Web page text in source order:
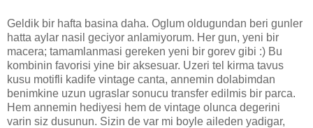
Geldik bir hafta basina daha. Oglum oldugundan beri gunler
hatta aylar nasil geciyor anlamiyorum. Her gun, yeni bir
macera; tamamlanmasi gereken yeni bir gorev gibi :) Bu
kombinin favorisi yine bir aksesuar. Uzeri tel kirma tavus
kusu motifli kadife vintage canta, annemin dolabimdan
benimkine uzun ugraslar sonucu transfer edilmis bir parca.
Hem annemin hediyesi hem de vintage olunca degerini
varin siz dusunun. Sizin de var mi boyle aileden yadigar,